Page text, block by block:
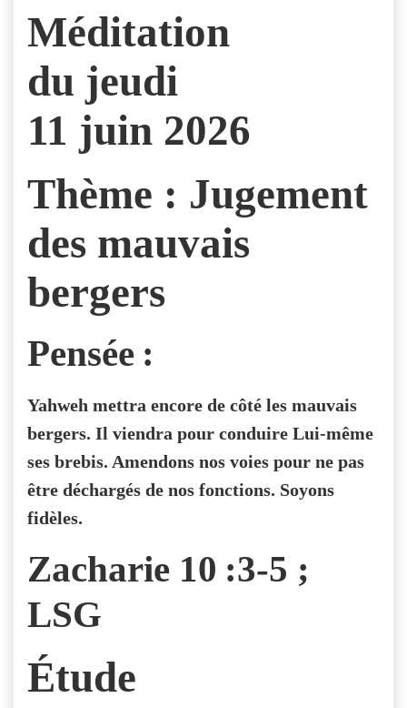
Méditation
du jeudi
11 juin 2026
Thème : Jugement
des mauvais
bergers
Pensée :
Yahweh mettra encore de côté les mauvais
bergers. Il viendra pour conduire Lui-même
ses brebis. Amendons nos voies pour ne pas
être déchargés de nos fonctions. Soyons
fidèles.
Zacharie 10 :3-5 ;
LSG
Étude